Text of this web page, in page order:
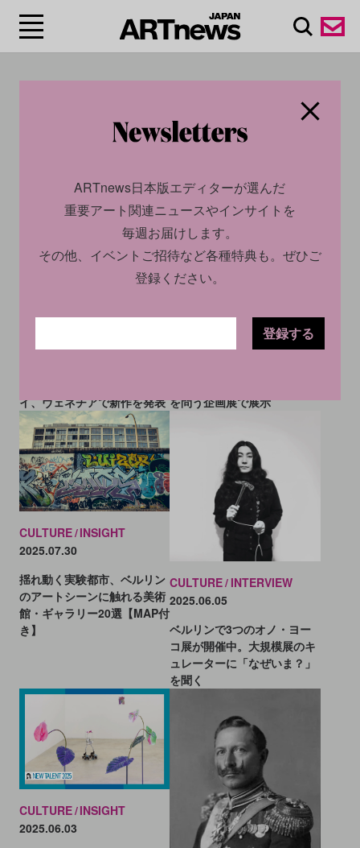
CULTURE NEWS
イ、ヴェネチアで新作を発表
CULTURE NEWS
を問う企画展で展示
CULTURE INSIGHT
2025.07.30
揺れ動く実験都市、ベルリン
のアートシーンに触れる美術
館・ギャラリー20選【MAP付
き】
CULTURE INTERVIEW
2025.06.05
ベルリンで3つのオノ・ヨー
コ展が開催中。大規模展のキ
ュレーターに「なぜいま？」
を聞く
CULTURE INSIGHT
2025.06.03
ARTnews日本版エディターが選んだ
重要アート関連ニュースやインサイトを
毎週お届けします。
その他、イベントご招待など各種特典も。ぜひご
登録ください。
登録する